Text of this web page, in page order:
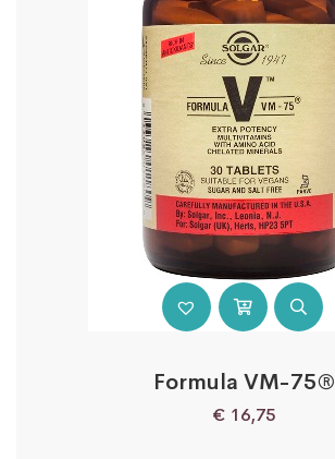
Formula VM-75®
€ 16,75